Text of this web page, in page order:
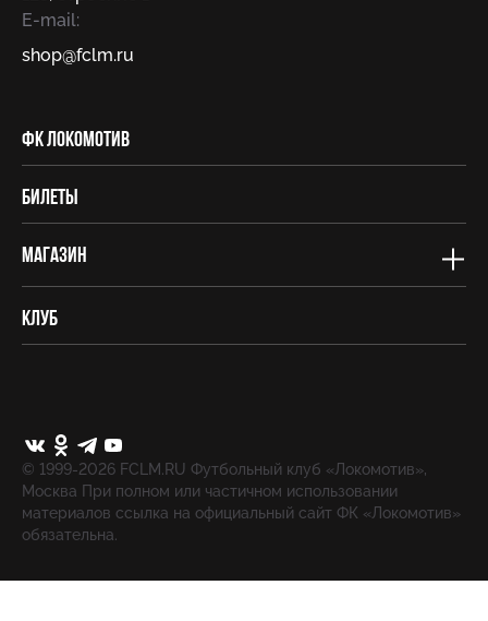
E-mail:
shop@fсlm.ru
ФК Локомотив
Билеты
Магазин
Клуб
© 1999-2026 FCLM.RU Футбольный клуб «Локомотив»,
Москва При полном или частичном использовании
материалов ссылка на официальный сайт ФК «Локомотив»
обязательна.